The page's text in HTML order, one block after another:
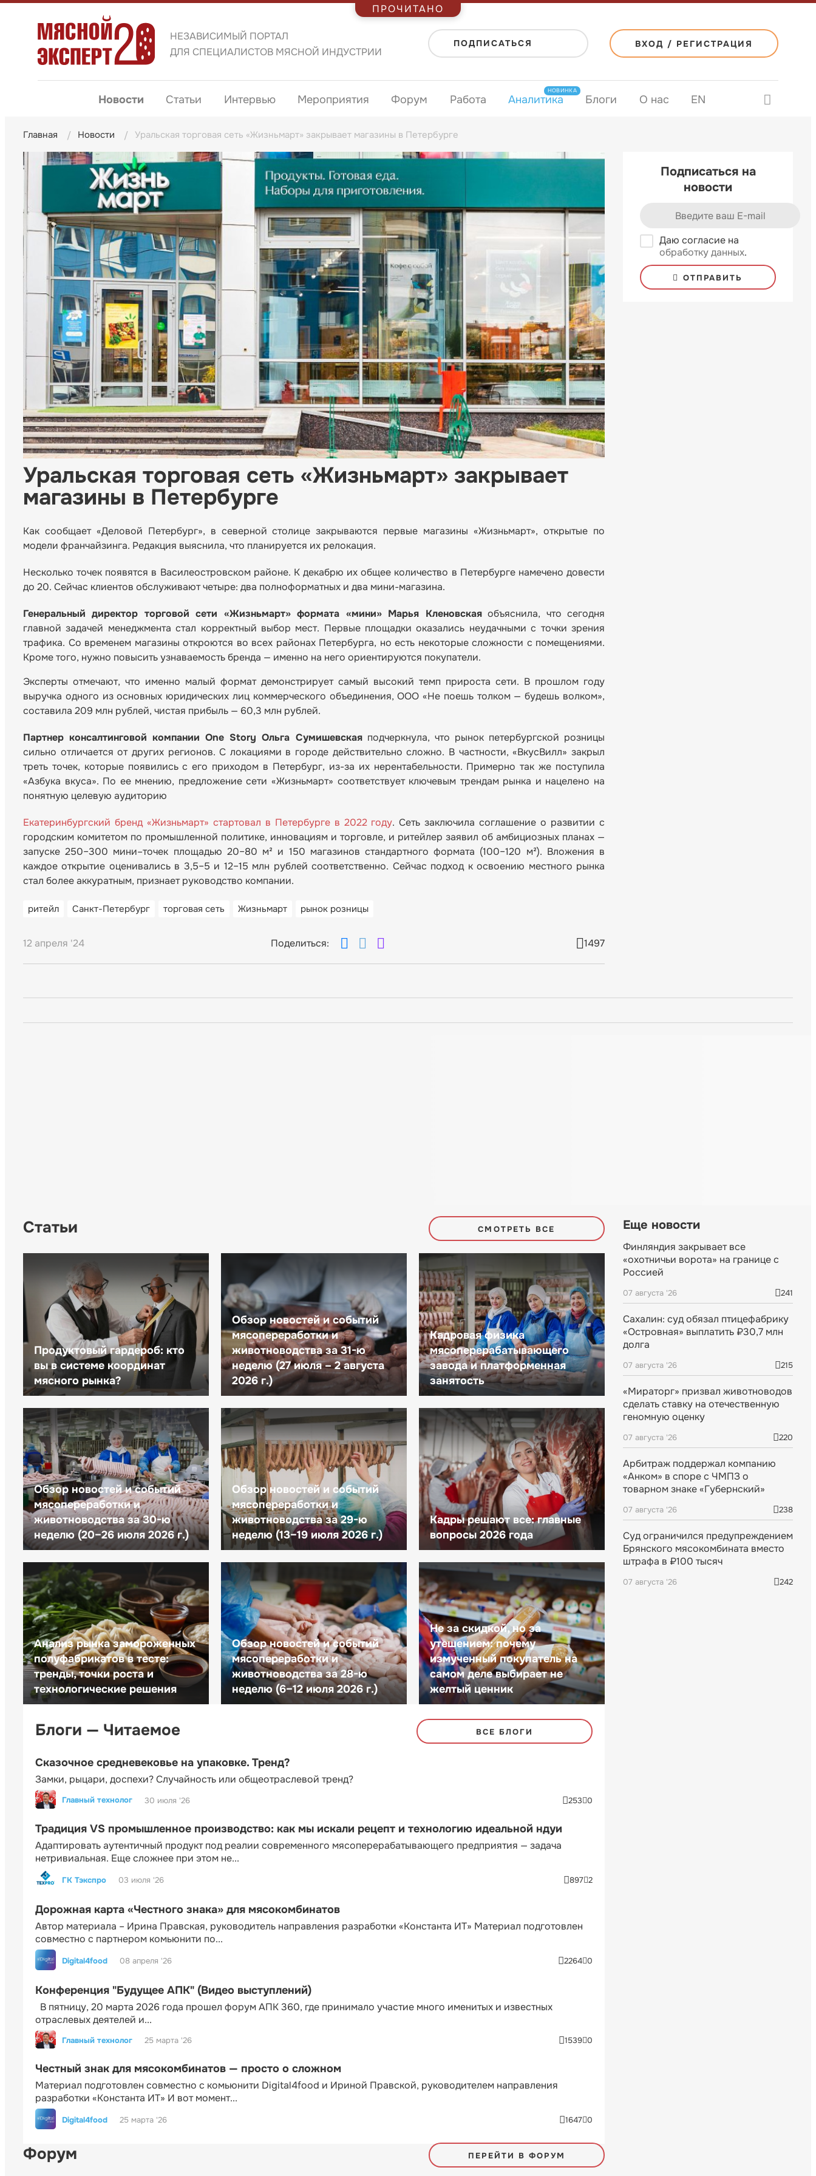
НЕЗАВИСИМЫЙ ПОРТАЛ
ДЛЯ СПЕЦИАЛИСТОВ МЯСНОЙ ИНДУСТРИИ
ПОДПИСАТЬСЯ ВХОД / РЕГИСТРАЦИЯ
Новости Статьи Интервью Мероприятия Форум Работа Аналитика
НОВИНКА
Блоги О нас EN
Главная Новости Уральская торговая сеть «Жизньмарт» закрывает магазины в Петербурге
Уральская торговая сеть «Жизньмарт» закрывает
магазины в Петербурге
Как сообщает «Деловой Петербург», в северной столице закрываются первые магазины «Жизньмарт», открытые по
модели франчайзинга. Редакция выяснила, что планируется их релокация.
Несколько точек появятся в Василеостровском районе. К декабрю их общее количество в Петербурге намечено довести
до 20. Сейчас клиентов обслуживают четыре: два полноформатных и два мини-магазина.
Генеральный директор торговой сети «Жизньмарт» формата «мини» Марья Кленовскаяобъяснила, что сегодня
главной задачей менеджмента стал корректный выбор мест. Первые площадки оказались неудачными с точки зрения
трафика. Со временем магазины откроются во всех районах Петербурга, но есть некоторые сложности с помещениями.
Кроме того, нужно повысить узнаваемость бренда — именно на него ориентируются покупатели.
Эксперты отмечают, что именно малый формат демонстрирует самый высокий темп прироста сети. В прошлом году
выручка одного из основных юридических лиц коммерческого объединения, ООО «Не поешь толком — будешь волком»,
составила 209 млн рублей, чистая прибыль — 60,3 млн рублей.
Партнер консалтинговой компании One Story Ольга Сумишевскаяподчеркнула, что рынок петербургской розницы
сильно отличается от других регионов. С локациями в городе действительно сложно. В частности, «ВкусВилл» закрыл
треть точек, которые появились с его приходом в Петербург, из-за их нерентабельности. Примерно так же поступила
«Азбука вкуса». По ее мнению, предложение сети «Жизньмарт» соответствует ключевым трендам рынка и нацелено на
понятную целевую аудиторию
Екатеринбургский бренд «Жизньмарт» стартовал в Петербурге в 2022 году. Сеть заключила соглашение о развитии с
городским комитетом по промышленной политике, инновациям и торговле, и ритейлер заявил об амбициозных планах —
запуске 250–300 мини–точек площадью 20–80 м² и 150 магазинов стандартного формата (100–120 м²). Вложения в
каждое открытие оценивались в 3,5–5 и 12–15 млн рублей соответственно. Сейчас подход к освоению местного рынка
стал более аккуратным, признает руководство компании.
ритейл Санкт-Петербург торговая сеть Жизньмарт рынок розницы
12 апреля '24 Поделиться: 1497
Подписаться на
новости
Даю согласие на
обработку данных.
ОТПРАВИТЬ
Статьи СМОТРЕТЬ ВСЕ
Продуктовый гардероб: кто
вы в системе координат
мясного рынка?
Обзор новостей и событий
мясопереработки и
животноводства за 31-ю
неделю (27 июля – 2 августа
2026 г.)
Кадровая физика
мясоперерабатывающего
завода и платформенная
занятость
Обзор новостей и событий
мясопереработки и
животноводства за 30-ю
неделю (20–26 июля 2026 г.)
Обзор новостей и событий
мясопереработки и
животноводства за 29-ю
неделю (13–19 июля 2026 г.)
Кадры решают все: главные
вопросы 2026 года
Анализ рынка замороженных
полуфабрикатов в тесте:
тренды, точки роста и
технологические решения
Обзор новостей и событий
мясопереработки и
животноводства за 28-ю
неделю (6–12 июля 2026 г.)
Не за скидкой, но за
утешением: почему
измученный покупатель на
самом деле выбирает не
желтый ценник
Блоги — Читаемое ВСЕ БЛОГИ
Сказочное средневековье на упаковке. Тренд?
Замки, рыцари, доспехи? Случайность или общеотраслевой тренд?
Главный технолог 30 июля '26 253 0
Традиция VS промышленное производство: как мы искали рецепт и технологию идеальной ндуи
Адаптировать аутентичный продукт под реалии современного мясоперерабатывающего предприятия — задача
нетривиальная. Еще сложнее при этом не...
ГК Тэкспро 03 июля '26 897 2
Дорожная карта «Честного знака» для мясокомбинатов
Автор материала – Ирина Правская, руководитель направления разработки «Константа ИТ» Материал подготовлен
совместно с партнером комьюнити по...
Digital4food 08 апреля '26 2264 0
Конференция "Будущее АПК" (Видео выступлений)
В пятницу, 20 марта 2026 года прошел форум АПК 360, где принимало участие много именитых и известных
отраслевых деятелей и...
Главный технолог 25 марта '26 1539 0
Честный знак для мясокомбинатов — просто о сложном
Материал подготовлен совместно с комьюнити Digital4food и Ириной Правской, руководителем направления
разработки «Константа ИТ» И вот момент...
Digital4food 25 марта '26 1647 0
Форум ПЕРЕЙТИ В ФОРУМ
Еще новости
Финляндия закрывает все
«охотничьи ворота» на границе с
Россией
07 августа '26 241
Сахалин: суд обязал птицефабрику
«Островная» выплатить ₽30,7 млн
долга
07 августа '26 215
«Мираторг» призвал животноводов
сделать ставку на отечественную
геномную оценку
07 августа '26 220
Арбитраж поддержал компанию
«Анком» в споре с ЧМПЗ о
товарном знаке «Губернский»
07 августа '26 238
Суд ограничился предупреждением
Брянского мясокомбината вместо
штрафа в ₽100 тысяч
07 августа '26 242
ПРОЧИТАНО